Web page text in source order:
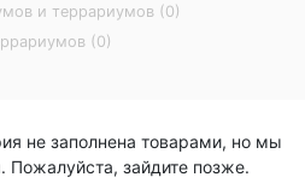
и террариумов (0)
(0)
не заполнена товарами, но мы
Пожалуйста, зайдите позже.